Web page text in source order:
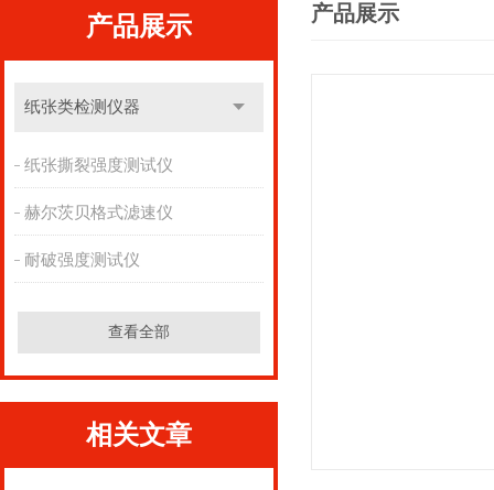
产品展示
纸张类检测仪器
纸张撕裂强度测试仪
赫尔茨贝格式滤速仪
耐破强度测试仪
查看全部
相关文章
产品展示